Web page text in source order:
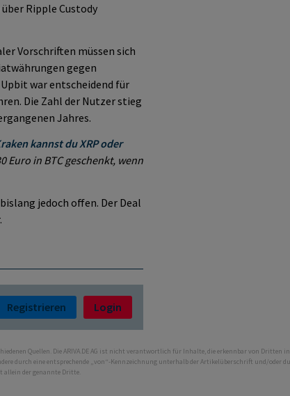
Ripple Custody
Vorschriften müssen sich
gegen
war entscheidend für
Die Zahl der Nutzer stieg
Jahres.
kannst du XRP oder
Euro in BTC geschenkt, wenn
jedoch offen. Der Deal
Registrieren Login
Quellen. Die ARIVA.DE AG ist nicht verantwortlich für Inhalte, die erkennbar von Dritten in
durch eine entsprechende „von“-Kennzeichnung unterhalb der Artikelüberschrift und/oder
der genannte Dritte.